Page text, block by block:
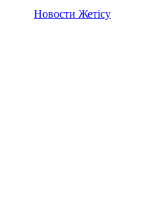
Новости Жетісу